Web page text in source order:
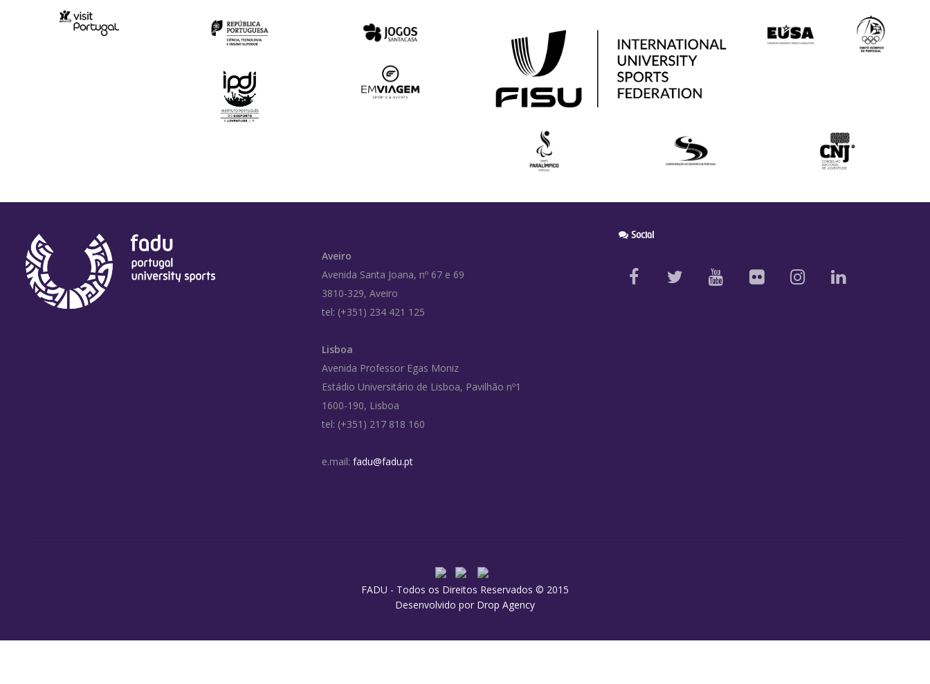
Aveiro
Avenida Santa Joana, nº 67 e 69
3810-329, Aveiro
tel: (+351) 234 421 125
Lisboa
Avenida Professor Egas Moniz
Estádio Universitário de Lisboa, Pavilhão nº1
1600-190, Lisboa
tel: (+351) 217 818 160
e.mail: fadu@fadu.pt
Social
FADU - Todos os Direitos Reservados © 2015
Desenvolvido por Drop Agency